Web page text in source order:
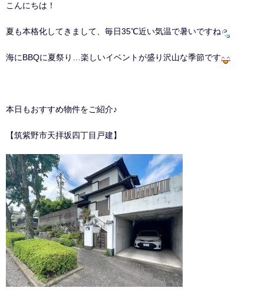
こんにちは！
夏も本格化してきまして、毎日35℃近い気温で暑いですね
海にBBQに夏祭り…楽しいイベントが盛り沢山な季節です
本日もおすすめ物件をご紹介♪
【筑紫野市天拝坂四丁目戸建】